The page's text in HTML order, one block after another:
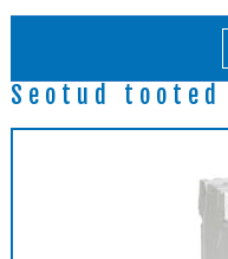
Seotud tooted